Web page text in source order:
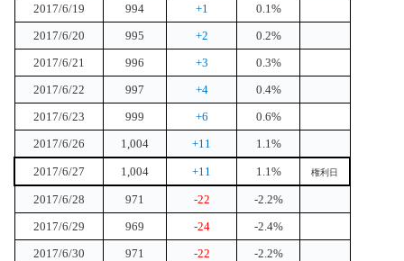
2017/6/19
994 +1
0.1%
2017/6/20
995 +2
0.2%
2017/6/21
996 +3
0.3%
2017/6/22
997 +4
0.4%
2017/6/23
999 +6
0.6%
2017/6/26
1,004 +11 1.1%
2017/6/27 1,004 +11 1.1% 権利日
2017/6/28 971 -22
-2.2%
2017/6/29
969 -24
-2.4%
2017/6/30
971 -22 -2.2%